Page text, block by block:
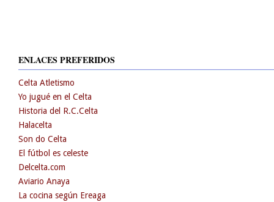
ENLACES PREFERIDOS
Celta Atletismo
Yo jugué en el Celta
Historia del R.C.Celta
Halacelta
Son do Celta
El fútbol es celeste
Delcelta.com
Aviario Anaya
La cocina según Ereaga